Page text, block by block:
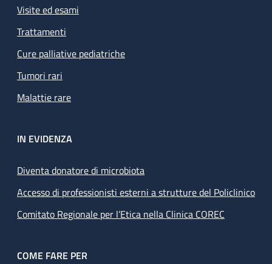
Visite ed esami
Trattamenti
Cure palliative pediatriche
Tumori rari
Malattie rare
IN EVIDENZA
Diventa donatore di microbiota
Accesso di professionisti esterni a strutture del Policlinico
Comitato Regionale per l’Etica nella Clinica COREC
COME FARE PER